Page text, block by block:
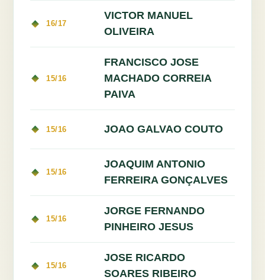
16/17
VICTOR MANUEL
OLIVEIRA
15/16
FRANCISCO JOSE
MACHADO CORREIA
PAIVA
15/16 JOAO GALVAO COUTO
15/16
JOAQUIM ANTONIO
FERREIRA GONÇALVES
15/16
JORGE FERNANDO
PINHEIRO JESUS
15/16
JOSE RICARDO
SOARES RIBEIRO